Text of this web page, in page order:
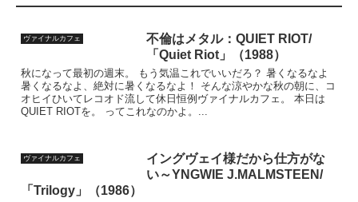
ヴァイナルカフェ
不倫はメタル：QUIET RIOT/
「Quiet Riot」（1988）
秋になって最初の週末。 もう気温これでいいだろ？ 暑くなるなよ
暑くなるなよ、絶対に暑くなるなよ！ そんな涼やかな秋の朝に、コ
オヒイひいてレコオド流して休日恒例ヴァイナルカフェ。 本日は
QUIET RIOTを。 ってこれなのかよ。...
ヴァイナルカフェ
イングヴェイ様だから仕方がな
い～YNGWIE J.MALMSTEEN/
「Trilogy」（1986）